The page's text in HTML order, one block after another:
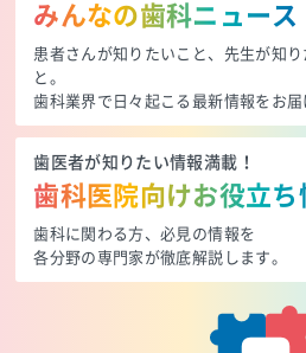
みんなの歯科ニュース
患者さんが知りたいこと、先生が知り
と。
歯科業界で日々起こる最新情報をお届
歯医者が知りたい情報満載！
歯科医院向けお役立ち
歯科に関わる方、必見の情報を
各分野の専門家が徹底解説します。